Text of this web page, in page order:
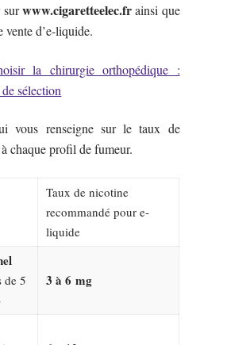
surwww.cigaretteelec.frainsi que
vente d’e-liquide.
la chirurgie orthopédique :
sélection
vous renseigne sur le taux de
chaque profil de fumeur.
Taux de nicotine
recommandé pour e-
liquide
de 5
3 à 6 mg